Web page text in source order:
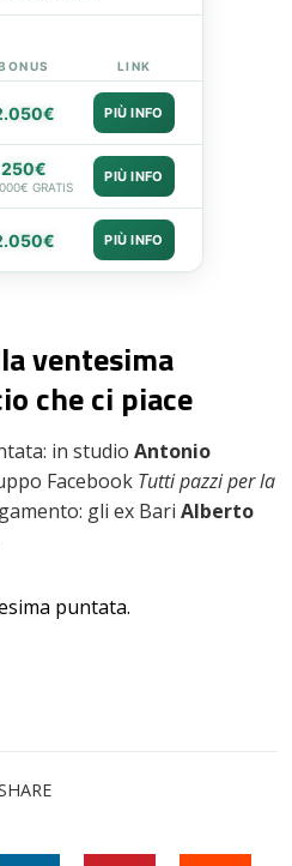
LINK
PIÙ INFO
250€
GRATIS
PIÙ INFO
PIÙ INFO
ventesima
che ci piace
in studio Antonio
Facebook Tutti pazzi per la
gli ex Bari Alberto
puntata.